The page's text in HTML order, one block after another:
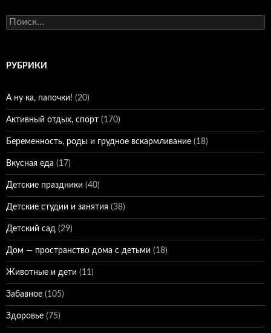
Найти:
РУБРИКИ
А ну ка, папочки! (20)
Активный отдых, спорт (170)
Беременность, роды и грудное вскармливание (18)
Вкусная еда (17)
Детские праздники (40)
Детские студии и занятия (38)
Детский сад (29)
Дом — пространство дома с детьми (18)
Животные и дети (11)
Забавное (105)
Здоровье (75)